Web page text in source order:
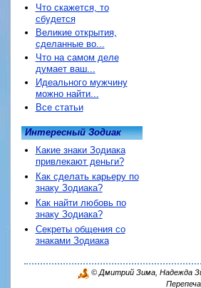
Что скажется, то
сбудется
Великие открытия,
сделанные во...
Что на самом деле
думает ваш...
Идеального мужчину
можно найти...
Все статьи
Интересный Зодиак
Какие знаки Зодиака
привлекают деньги?
Как сделать карьеру по
знаку Зодиака?
Как найти любовь по
знаку Зодиака?
Секреты общения со
знаками Зодиака
© Дмитрий Зима, Надежда